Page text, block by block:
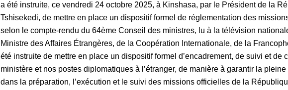
a été instruite, ce vendredi 24 octobre 2025, à Kinshasa, par le Président de la
Tshisekedi, de mettre en place un dispositif formel de réglementation des
selon le compte-rendu du 64ème Conseil des ministres, lu à la télévision
Ministre des Affaires Étrangères, de la Coopération Internationale, de la
été instruite de mettre en place un dispositif formel d’encadrement, de suivi et de
ministère et nos postes diplomatiques à l’étranger, de manière à garantir la
dans la préparation, l’exécution et le suivi des missions officielles de la